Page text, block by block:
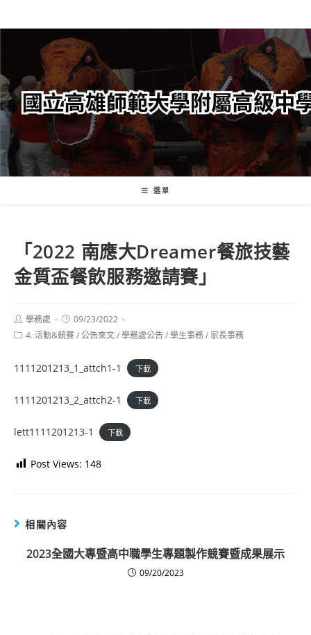
轉
要
內
容
選單
「2022 南應大Dreamer餐旅技藝
金質盃餐飲服務邀請賽」
Post
author:
學務處
Post
published:
09/23/2022
Post4. 活動&競賽/公告來文/學務處公告/學生事務/ 家長事務
1111201213_1_attch1-1 下載
1111201213_2_attch2-1 下載
lett1111201213-1 下載
Post Views: 148
相關內容
2023全國大專暨高中職學生專題製作競賽暨成果展示
09/20/2023